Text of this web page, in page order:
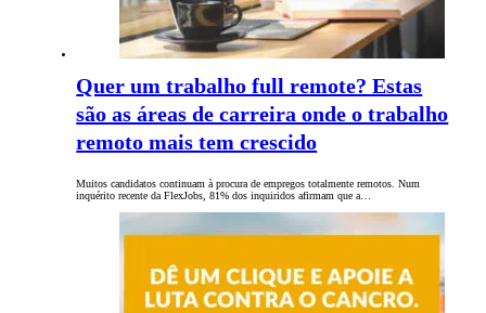
Quer um trabalho full remote? Estas
são as áreas de carreira onde o trabalho
remoto mais tem crescido
Muitos candidatos continuam à procura de empregos totalmente remotos. Num
inquérito recente da FlexJobs, 81% dos inquiridos afirmam que a…